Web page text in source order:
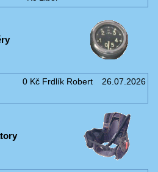
0 Kč Frdlík Robert 26.07.2026